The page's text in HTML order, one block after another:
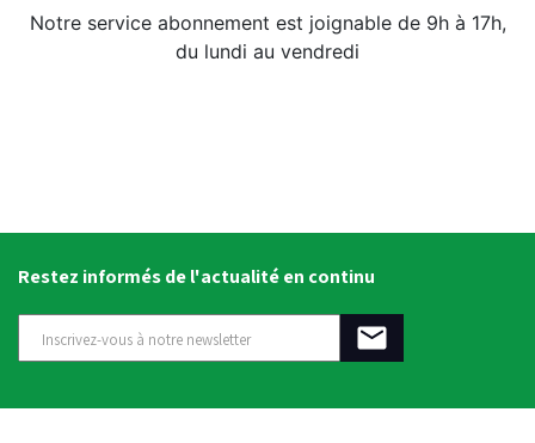
Notre service abonnement est joignable de 9h à 17h,
du lundi au vendredi
Restez informés de l'actualité en continu